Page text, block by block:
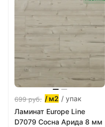
699руб. / м2 / упак
Ламинат Europe Line
D7079 Сосна Арида 8 мм